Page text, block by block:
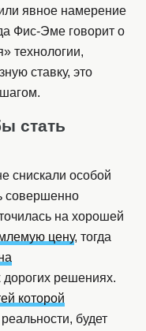
явное намерение
Фис-Эме говорит о
технологии,
ставку, это
стать
снискали особой
совершенно
на хорошей
цену, тогда
решениях.
которой
будет